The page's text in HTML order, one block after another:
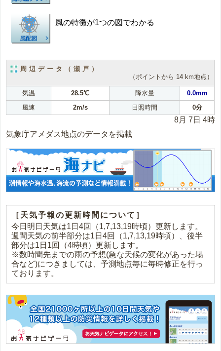
風の特徴が1つの図でわかる
周辺データ（瀬戸）
（ポイントから 14 km地点）
気温 28.5℃ 降水量
0.0mm
風速
2m/s 日照時間 0分
8月 7日 4時
気象庁アメダス地点のデータを掲載
［天気予報の更新時間について］
今日明日天気は1日4回（1,7,13,19時頃）更新します。
週間天気の前半部分は1日4回（1,7,13,19時頃）、後半
部分は1日1回（4時頃）更新します。
※数時間先までの雨の予想(急な天候の変化があった場
合など)につきましては、予測地点毎に毎時修正を行っ
ております。